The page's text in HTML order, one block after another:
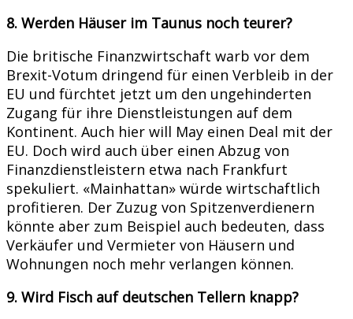
8. Werden Häuser im Taunus noch teurer?
Die britische Finanzwirtschaft warb vor dem
Brexit-Votum dringend für einen Verbleib in der
EU und fürchtet jetzt um den ungehinderten
Zugang für ihre Dienstleistungen auf dem
Kontinent. Auch hier will May einen Deal mit der
EU. Doch wird auch über einen Abzug von
Finanzdienstleistern etwa nach Frankfurt
spekuliert. «Mainhattan» würde wirtschaftlich
profitieren. Der Zuzug von Spitzenverdienern
könnte aber zum Beispiel auch bedeuten, dass
Verkäufer und Vermieter von Häusern und
Wohnungen noch mehr verlangen können.
9. Wird Fisch auf deutschen Tellern knapp?